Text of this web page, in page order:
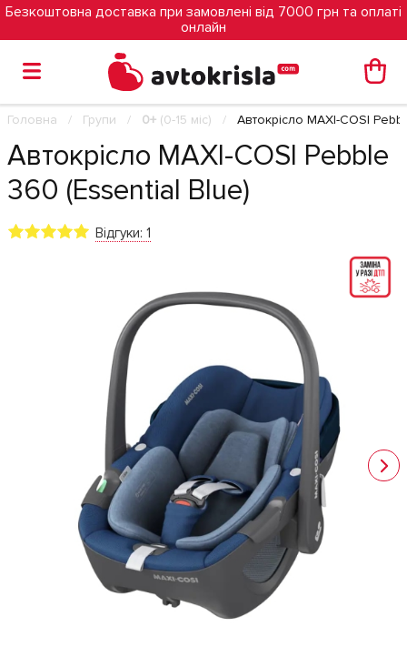
Безкоштовна доставка при замовлені від 7000 грн та оплаті
онлайн
Головна Групи 0+ (0-15 міс) Автокрісло MAXI-COSI
Автокрісло MAXI-COSI Pebble
360 (Essential Blue)
Відгуки: 1